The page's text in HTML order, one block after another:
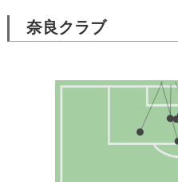
奈良クラブ